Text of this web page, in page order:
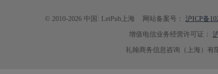
© 2010-2026 中国: LetPub上海 网站备案号： 沪ICP备
增值电信业务经营许可证：
礼翰商务信息咨询（上海）